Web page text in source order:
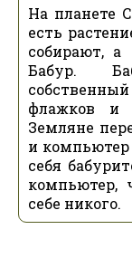
На планете
есть
собирают, а
Бабур.
флажков и
Земляне
и компьютер
себя
компьютер,
себе никого.